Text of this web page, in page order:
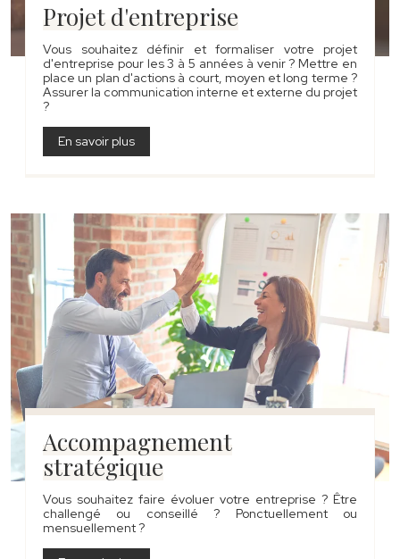
Projet d'entreprise
Vous souhaitez définir et formaliser votre projet
d'entreprise pour les 3 à 5 années à venir ? Mettre en
place un plan d'actions à court, moyen et long terme ?
Assurer la communication interne et externe du projet
?
En savoir plus
Accompagnement
stratégique
Vous souhaitez faire évoluer votre entreprise ? Être
challengé ou conseillé ? Ponctuellement ou
mensuellement ?